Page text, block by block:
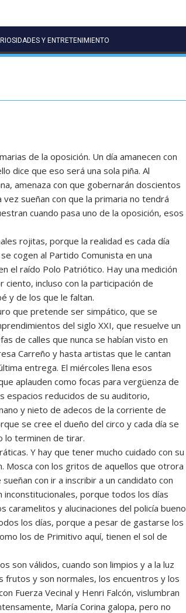
Y ENTRETENIMIENTO
de la oposición. Un día amanecen con
dice que eso será una sola piña. Al
amenaza con que gobernarán doscientos
sueñan con que la primaria no tendrá
cuando pasa uno de la oposición, esos
rojitas, porque la realidad es cada día
cogen al Partido Comunista en una
el raído Polo Patriótico. Hay una medición
incluso con la participación de
y de los que le faltan.
que pretende ser simpático, que se
del siglo XXI, que resuelve un
de calles que nunca se habían visto en
Carreño y hasta artistas que le cantan
entrega. El miércoles llena esos
aplauden como focas para vergüenza de
espacios reducidos de su auditorio,
y nieto de adecos de la corriente de
se cree el dueño del circo y cada día se
lo terminen de tirar.
Y hay que tener mucho cuidado con su
Mosca con los gritos de aquellos que otrora
con ir a inscribir a un candidato con
inconstitucionales, porque todos los días
y alucinaciones del policía bueno
los días, porque a pesar de gastarse los
los de Primitivo aquí, tienen el sol de
son válidos, cuando son limpios y a la luz
frutos y son normales, los encuentros y los
Fuerza Vecinal y Henri Falcón, vislumbran
María Corina galopa, pero no